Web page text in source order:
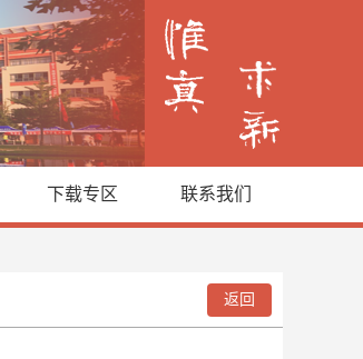
下载专区 联系我们
返回